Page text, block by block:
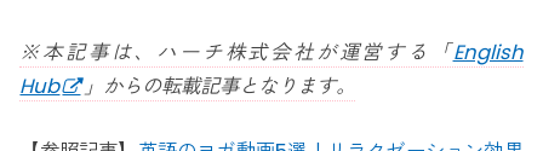
※本記事は、ハーチ株式会社が運営する「English
Hub
」からの転載記事となります。